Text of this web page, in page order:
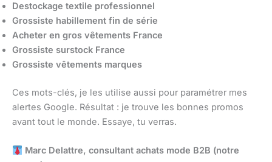
Destockage textile professionnel
Grossiste habillement fin de série
Acheter en gros vêtements France
Grossiste surstock France
Grossiste vêtements marques
Ces mots-clés, je les utilise aussi pour paramétrer mes
alertes Google. Résultat : je trouve les bonnes promos
avant tout le monde. Essaye, tu verras.
Marc Delattre, consultant achats mode B2B (notre